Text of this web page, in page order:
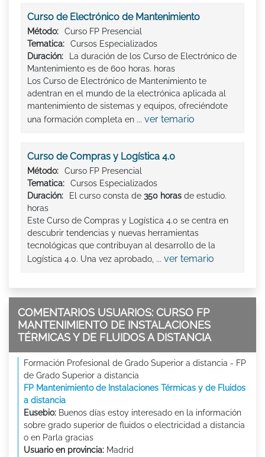
Curso de Electrónico de Mantenimiento
Método:
Curso FP Presencial
Tematica:
Cursos Especializados
Duración:
La duración de los Curso de Electrónico de
Mantenimiento es de 600 horas. horas
Los Curso de Electrónico de Mantenimiento te
adentran en el mundo de la electrónica aplicada al
mantenimiento de sistemas y equipos, ofreciéndote
una formación completa en ... ver temario
Curso de Compras y Logística 4.0
Método:
Curso FP Presencial
Tematica:
Cursos Especializados
Duración:
El curso consta de 350 horas de estudio.
horas
Este Curso de Compras y Logística 4.0 se centra en
descubrir tendencias y nuevas herramientas
tecnológicas que contribuyan al desarrollo de la
Logística 4.0. Una vez aprobado, ... ver temario
COMENTARIOS USUARIOS: CURSO FP
MANTENIMIENTO DE INSTALACIONES
TÉRMICAS Y DE FLUIDOS A DISTANCIA
Formación Profesional de Grado Superior a distancia - FP
de Grado Superior a distancia
FP Mantenimiento de Instalaciones Térmicas y de Fluidos
a distancia
Eusebio: Buenos días estoy interesado en la información
sobre grado superior de fluidos o electricidad a distancia
o en Parla gracias
Usuario en provincia: Madrid